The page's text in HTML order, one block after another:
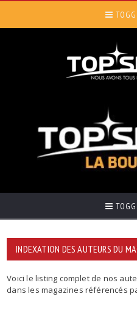
INDEXATION DES AUTEURS DU
Voici le listing complet de nos
dans les magazines référencés